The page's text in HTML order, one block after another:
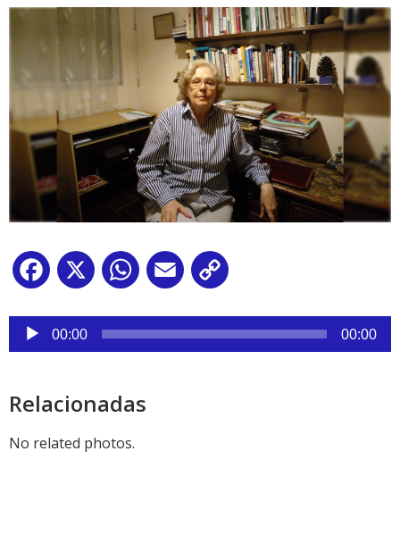
Facebook
X WhatsApp
Email
Reproductor
audio
00:00 00:00
Relacionadas
No related photos.